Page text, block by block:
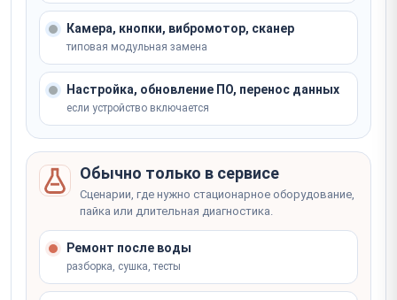
Камера, кнопки, вибромотор, сканер
типовая модульная замена
Настройка, обновление ПО, перенос данных
если устройство включается
Обычно только в сервисе
Сценарии, где нужно стационарное оборудование,
пайка или длительная диагностика.
Ремонт после воды
разборка, сушка, тесты